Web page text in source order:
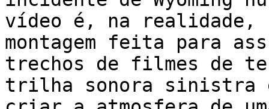
vídeo é, na realidade,
montagem feita para
trechos de filmes de
trilha sonora sinistra